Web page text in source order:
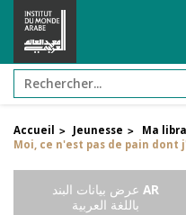
Accueil > Jeunesse > Ma
Moi, ce n'est pas de pain dont
AR عرض بيانات البند
باللغة العربية